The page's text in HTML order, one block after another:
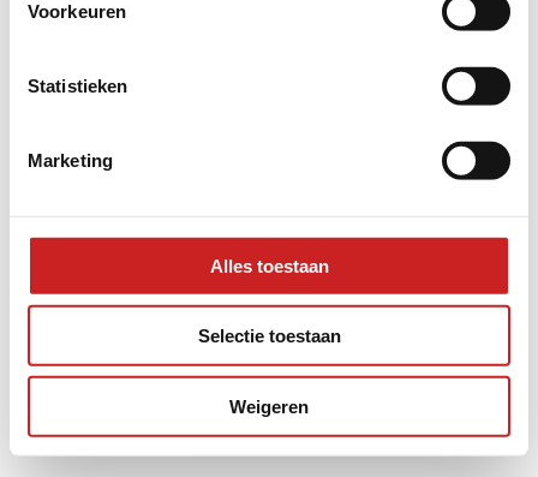
Voorkeuren
Statistieken
Marketing
Alles toestaan
Selectie toestaan
Weigeren